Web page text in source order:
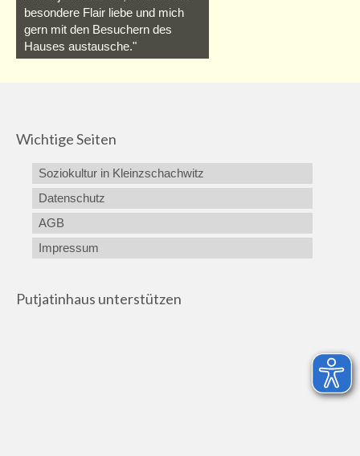
besondere Flair liebe und mich
gern mit den Besuchern des
Hauses austausche."
Wichtige Seiten
Soziokultur in Kleinzschachwitz
Datenschutz
AGB
Impressum
Putjatinhaus unterstützen